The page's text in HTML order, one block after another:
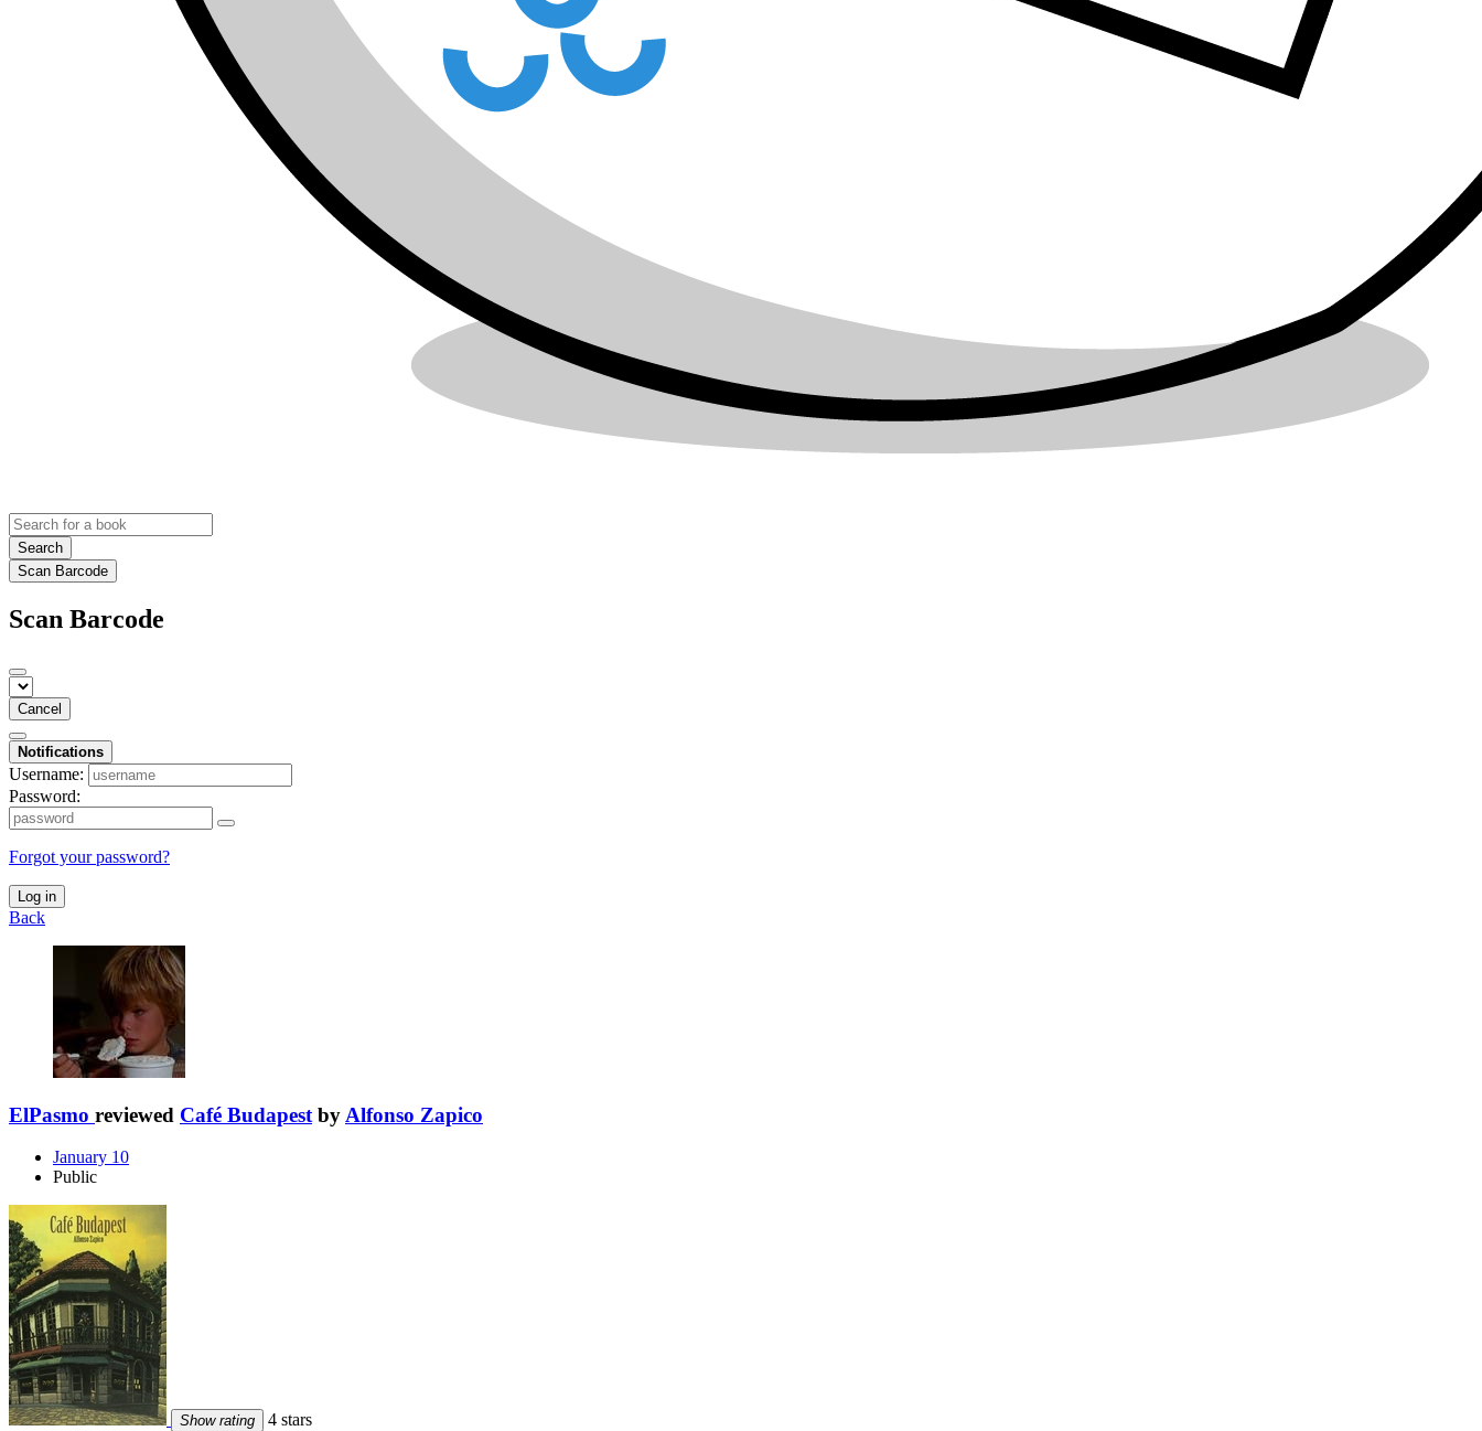
Search
Scan Barcode
Scan Barcode
Cancel
Notifications
Username:
Password:
Forgot your password?
Log in
Back
ElPasmo reviewed Café Budapest by Alfonso Zapico
January 10
Public
Show rating 4 stars